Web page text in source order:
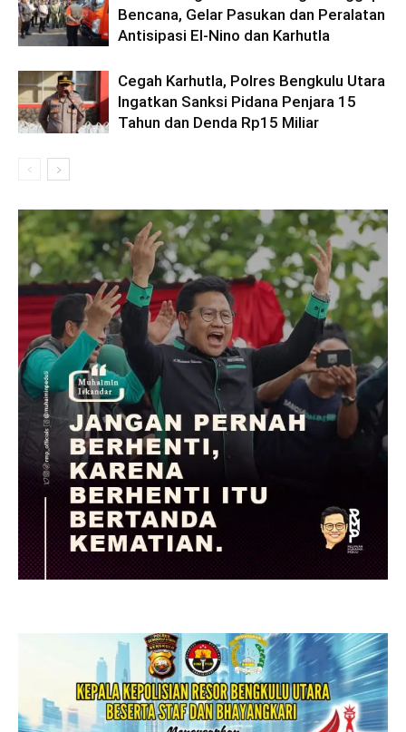
Bencana, Gelar Pasukan dan Peralatan
Antisipasi El-Nino dan Karhutla
Cegah Karhutla, Polres Bengkulu Utara
Ingatkan Sanksi Pidana Penjara 15
Tahun dan Denda Rp15 Miliar